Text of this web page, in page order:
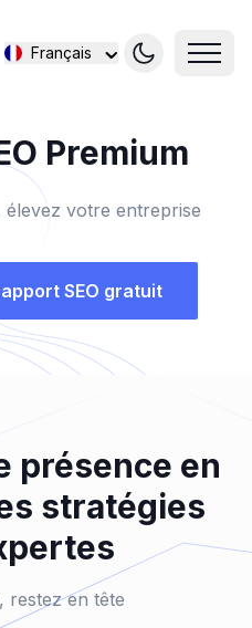
Français
Premium
élevez votre entreprise
SEO gratuit
présence en
stratégies
restez en tête